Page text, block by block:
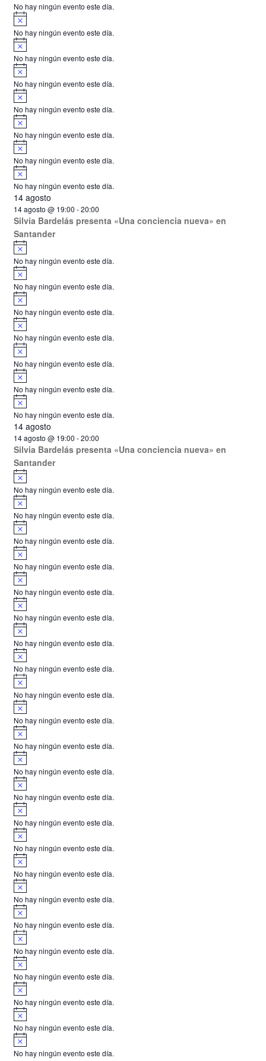
d
e
E
v
e
n
t
o
s
s
s
s
o
s
o
o
o
i
s
o
No hay ningún evento este día.
A
v
i
s
o
No hay ningún evento este día.
A
v
i
s
o
No hay ningún evento este día.
A
v
i
s
o
No hay ningún evento este día.
A
v
i
s
o
No hay ningún evento este día.
A
v
i
s
o
No hay ningún evento este día.
A
v
i
s
o
No hay ningún evento este día.
A
v
i
s
o
No hay ningún evento este día.
14 agosto
14 agosto @ 19:00 -20:00
Silvia Bardelás presenta «Una conciencia nueva» en
Santander
A
v
i
s
o
No hay ningún evento este día.
A
v
i
s
o
No hay ningún evento este día.
A
v
i
s
o
No hay ningún evento este día.
A
v
i
s
o
No hay ningún evento este día.
A
v
i
s
o
No hay ningún evento este día.
A
v
i
s
o
No hay ningún evento este día.
A
v
i
s
o
No hay ningún evento este día.
14 agosto
14 agosto @ 19:00 -20:00
Silvia Bardelás presenta «Una conciencia nueva» en
Santander
A
v
i
s
o
No hay ningún evento este día.
A
v
i
s
o
No hay ningún evento este día.
A
v
i
s
o
No hay ningún evento este día.
A
v
i
s
o
No hay ningún evento este día.
A
v
i
s
o
No hay ningún evento este día.
A
v
i
s
o
No hay ningún evento este día.
A
v
i
s
o
No hay ningún evento este día.
A
v
i
s
o
No hay ningún evento este día.
A
v
i
s
o
No hay ningún evento este día.
A
v
i
s
o
No hay ningún evento este día.
A
v
i
s
o
No hay ningún evento este día.
A
v
i
s
o
No hay ningún evento este día.
A
v
i
s
o
No hay ningún evento este día.
A
v
i
s
o
No hay ningún evento este día.
A
v
i
s
o
No hay ningún evento este día.
A
v
i
s
o
No hay ningún evento este día.
A
v
i
s
o
No hay ningún evento este día.
A
v
i
s
o
No hay ningún evento este día.
A
v
i
s
o
No hay ningún evento este día.
A
v
i
s
o
No hay ningún evento este día.
A
v
i
s
o
No hay ningún evento este día.
A
v
i
s
o
No hay ningún evento este día.
A
v
i
No hay ningún evento este día.